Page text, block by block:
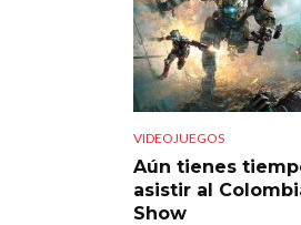
VIDEOJUEGOS
Aún tienes
asistir al
Show